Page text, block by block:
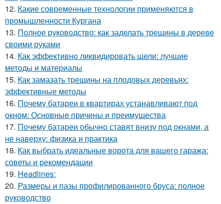
12. Какие современные технологии применяются в
промышленности Кургана
13. Полное руководство: как заделать трещины в дереве
своими руками
14. Как эффективно ликвидировать щели: лучшие
методы и материалы
15. Как замазать трещины на плодовых деревьях:
эффективные методы
16. Почему батареи в квартирах устанавливают под
окном: Основные причины и преимущества
17. Почему батареи обычно ставят внизу под окнами, а
не наверху: физика и практика
18. Как выбрать идеальные ворота для вашего гаража:
советы и рекомендации
19. Headlines:
20. Размеры и пазы профилированного бруса: полное
руководство